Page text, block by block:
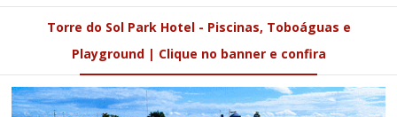
Torre do Sol Park Hotel - Piscinas, Toboáguas e
Playground | Clique no banner e confira